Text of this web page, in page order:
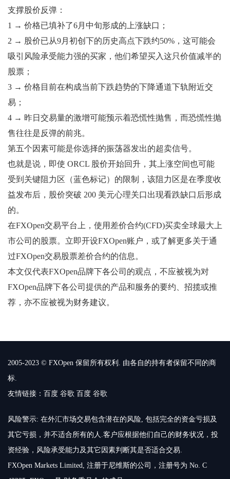
支撑股价反弹：
1 → 价格已填补了6月中旬形成的上涨缺口；
2 → 股价已从9月初创下的历史高点下跌约50%，这可能会
吸引风险承受能力强的买家，他们希望买入这只价值减半的
股票；
3 → 价格目前在构成当前下跌趋势的下降通道下轨附近交
易；
4 → 昨日交易量的激增可能预示着恐慌性抛售，而恐慌性抛
售往往是反弹的前兆。
第五个因素可能是你选择的振荡器发出的超卖信号。
也就是说，即使 ORCL 股价开始回升，其上涨空间也可能
受到关键阻力区（蓝色标记）的限制，该阻力区是在季度收
益发布后，股价突破 200 美元心理关口出现看跌缺口后形成
的。
在FXOpen交易平台上，使用差价合约(CFD)买卖全球最大上
市公司的股票。立即开设FXOpen账户，或了解更多关于通
过FXOpen交易股票差价合约的信息。
本文仅代表FXOpen品牌下各公司的观点，不应被视为对
FXOpen品牌下各公司提供的产品和服务的要约、招揽或推
荐，亦不应被视为财务建议。
2005-2023 © FXOpen 保留所有权利. 由各自的持有者保留不同的商
标.
友情链接： 百度 谷歌 百度 谷歌
风险警示: 在外汇市场交易包含潜在的风险, 包括完全的资金亏损及
其它亏损，并不适合所有的人.客户应根据他们自己的财务状况，投
资经验，风险承受能力及其它因素判断其是否适合交易.
FXOpen Markets Limited, 注册于尼维斯的公司，注册号为 No. C